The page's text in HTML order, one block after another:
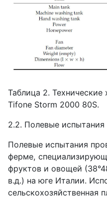
Таблица 2.
Tifone Storm 2000 80S.
2.2. Полевые испытания
Полевые испытания
ферме,
фруктов и овощей
в.д.) на юге Италии.
сельскохозяйственная